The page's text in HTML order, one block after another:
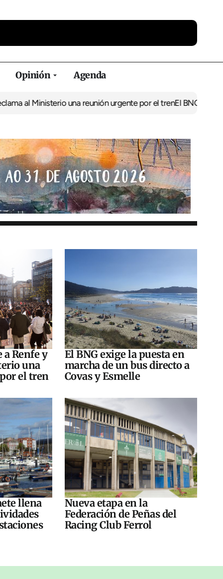
Opinión Agenda
una reunión urgente por el trenEl BNG exige la puesta
Renfe y
una
el tren
El BNG exige la puesta en
marcha de un bus directo a
Covas y Esmelle
llena
Nueva etapa en la
Federación de Peñas del
Racing Club Ferrol